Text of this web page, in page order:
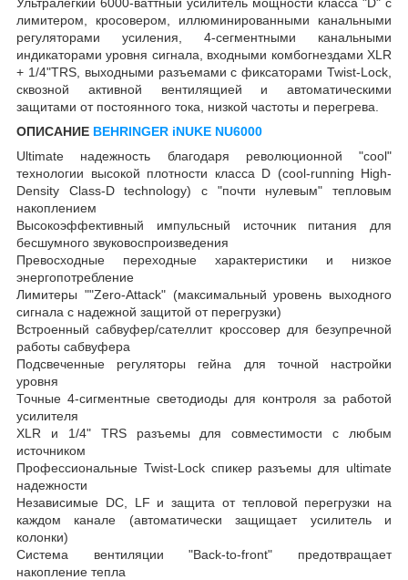
лимитером, кросовером, иллюминированными канальными
регуляторами усиления, 4-сегментными канальными
индикаторами уровня сигнала, входными комбогнездами XLR
+ 1/4"TRS, выходными разъемами с фиксаторами Twist-Lock,
сквозной активной вентилящией и автоматическими
защитами от постоянного тока, низкой частоты и перегрева.
ОПИСАНИЕ BEHRINGER iNUKE NU6000
Ultimate надежность благодаря революционной "cool"
технологии высокой плотности класса D (cool-running High-
Density Class-D technology) c "почти нулевым" тепловым
накоплением
Высокоэффективный импульсный источник питания для
бесшумного звуковоспроизведения
Превосходные переходные характеристики и низкое
энергопотребление
Лимитеры ""Zero-Attack" (максимальный уровень выходного
сигнала с надежной защитой от перегрузки)
Встроенный сабвуфер/сателлит кроссовер для безупречной
работы сабвуфера
Подсвеченные регуляторы гейна для точной настройки
уровня
Точные 4-сигментные светодиоды для контроля за работой
усилителя
XLR и 1/4" TRS разъемы для совместимости с любым
источником
Профессиональные Twist-Lock спикер разъемы для ultimate
надежности
Независимые DC, LF и защита от тепловой перегрузки на
каждом канале (автоматически защищает усилитель и
колонки)
Система вентиляции "Back-to-front" предотвращает
накопление тепла